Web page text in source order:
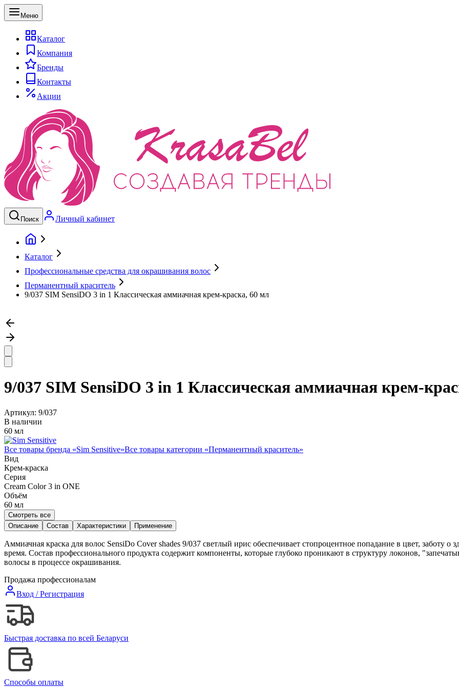
Меню
Каталог
Компания
Бренды
Контакты
Акции
Поиск Личный кабинет
Каталог
Профессиональные средства для окрашивания волос
Перманентный краситель
9/037 SIM SensiDO 3 in 1 Классическая аммиачная крем-краска, 60 мл
9/037 SIM SensiDO 3 in 1 Классическая аммиачная крем-
Артикул: 9/037
В наличии
60 мл
Все товары бренда «Sim Sensitive»Все товары категории «Перманентный краситель»
Вид
Крем-краска
Серия
Cream Color 3 in ONE
Объём
60 мл
Смотреть все
Описание
Состав Характеристики Применение
Аммиачная краска для волос SensiDo Cover shades 9/037 светлый ирис обеспечивает стопроцентное попадание в цвет, заботу о
время. Состав профессионального продукта содержит компоненты, которые глубоко проникают в структуру локонов,
волосы в процессе окрашивания.
Продажа профессионалам
Вход / Регистрация
Быстрая доставка по всей Беларуси
Способы оплаты